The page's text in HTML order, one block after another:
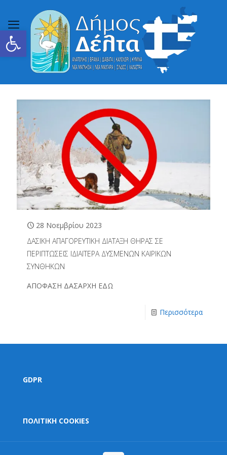
Ανοίξτε τη γραμμή εργαλείων
28 Νοεμβρίου 2023
ΔΑΣΙΚΗ ΑΠΑΓΟΡΕΥΤΙΚΗ ΔΙΑΤΑΞΗ ΘΗΡΑΣ ΣΕ
ΠΕΡΙΠΤΩΣΕΙΣ ΙΔΙΑΙΤΕΡΑ ΔΥΣΜΕΝΩΝ ΚΑΙΡΙΚΩΝ
ΣΥΝΘΗΚΩΝ
ΑΠΟΦΑΣΗ ΔΑΣΑΡΧΗ ΕΔΩ
Περισσότερα
GDPR
ΠΟΛΙΤΙΚΗ COOKIES